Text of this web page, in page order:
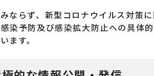
ならず、新型コロナウイルス対策
染予防及び感染拡大防止への具体
ます。